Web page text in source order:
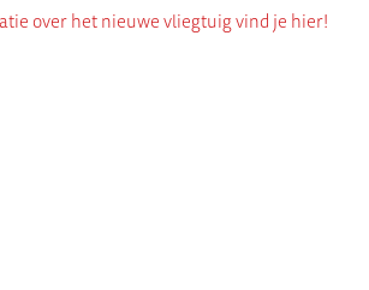
over het nieuwe vliegtuig vind je hier!